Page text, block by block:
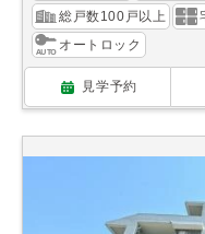
総戸数100戸以上
オートロック
見学予約